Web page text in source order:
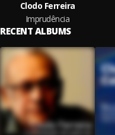
Clodo Ferreira
Imprudência
RECENT ALBUMS